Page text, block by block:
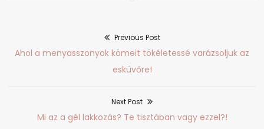
Previous Post
Previous
Ahol a menyasszonyok kömeit tökéletessé varázsoljuk az
esküvőre!
Next Post
Next
Mi az a gél lakkozás? Te tisztában vagy ezzel?!